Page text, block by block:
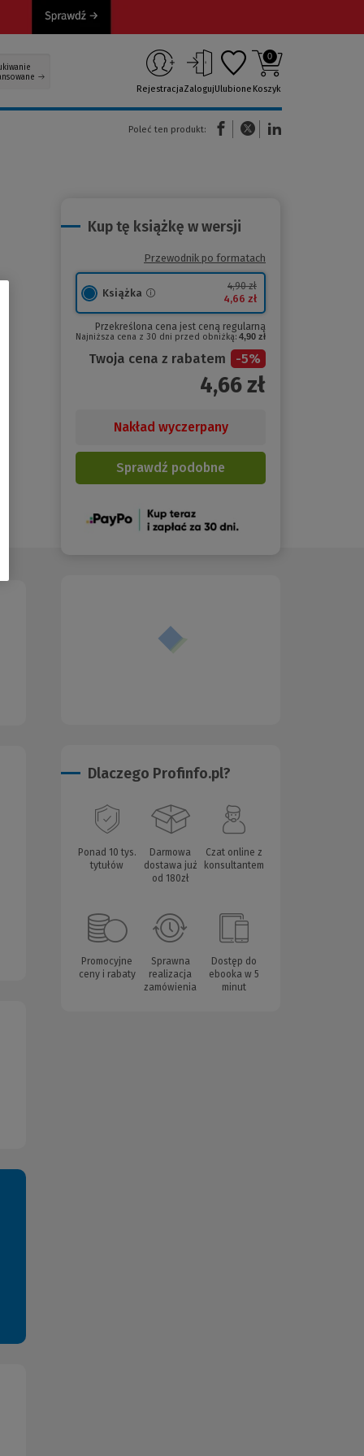
RejestracjaZalogujUlubione
0
Koszyk
Poleć ten produkt:
(Nowe okno)(Link do innej strony)
Kup tę książkę w wersji
Przewodnik po formatach
Książka
4,90 zł
4,66 zł
Przekreślona cena jest ceną regularną
Najniższa cena z 30 dni przed obniżką: 4,90 zł
Twoja cena z rabatem -5%
4,66zł
Nakład wyczerpany
Sprawdź podobne
(Nowe
Dlaczego Profinfo.pl?
Ponad 10 tys.
tytułów
Darmowa
dostawa już
od 180zł
Czat online z
konsultantem
Promocyjne
ceny i rabaty
Sprawna
realizacja
zamówienia
Dostęp do
ebooka w 5
minut